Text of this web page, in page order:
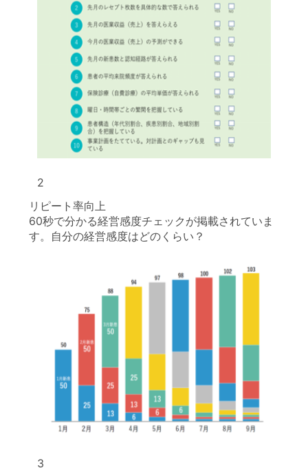
2
リピート率向上
60秒で分かる経営感度チェックが掲載されていま
す。自分の経営感度はどのくらい？
3